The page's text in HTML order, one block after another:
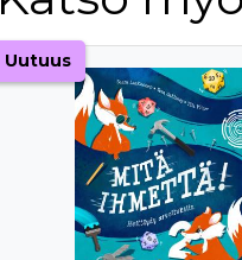
Tuoteluettelon alku
Uutuus